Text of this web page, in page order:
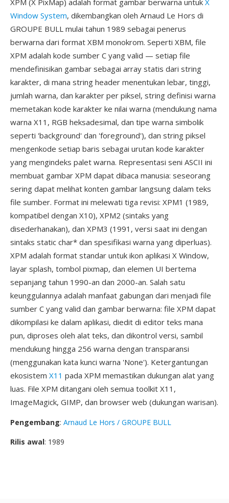
XPM (X PixMap) adalah format gambar berwarna untuk X
Window System, dikembangkan oleh Arnaud Le Hors di
GROUPE BULL mulai tahun 1989 sebagai penerus
berwarna dari format XBM monokrom. Seperti XBM, file
XPM adalah kode sumber C yang valid — setiap file
mendefinisikan gambar sebagai array statis dari string
karakter, di mana string header menentukan lebar, tinggi,
jumlah warna, dan karakter per piksel, string definisi warna
memetakan kode karakter ke nilai warna (mendukung nama
warna X11, RGB heksadesimal, dan tipe warna simbolik
seperti 'background' dan 'foreground'), dan string piksel
mengenkode setiap baris sebagai urutan kode karakter
yang mengindeks palet warna. Representasi seni ASCII ini
membuat gambar XPM dapat dibaca manusia: seseorang
sering dapat melihat konten gambar langsung dalam teks
file sumber. Format ini melewati tiga revisi: XPM1 (1989,
kompatibel dengan X10), XPM2 (sintaks yang
disederhanakan), dan XPM3 (1991, versi saat ini dengan
sintaks static char* dan spesifikasi warna yang diperluas).
XPM adalah format standar untuk ikon aplikasi X Window,
layar splash, tombol pixmap, dan elemen UI bertema
sepanjang tahun 1990-an dan 2000-an. Salah satu
keunggulannya adalah manfaat gabungan dari menjadi file
sumber C yang valid dan gambar berwarna: file XPM dapat
dikompilasi ke dalam aplikasi, diedit di editor teks mana
pun, diproses oleh alat teks, dan dikontrol versi, sambil
mendukung hingga 256 warna dengan transparansi
(menggunakan kata kunci warna 'None'). Ketergantungan
ekosistem X11 pada XPM memastikan dukungan alat yang
luas. File XPM ditangani oleh semua toolkit X11,
ImageMagick, GIMP, dan browser web (dukungan warisan).
Pengembang: Arnaud Le Hors / GROUPE BULL
Rilis awal: 1989